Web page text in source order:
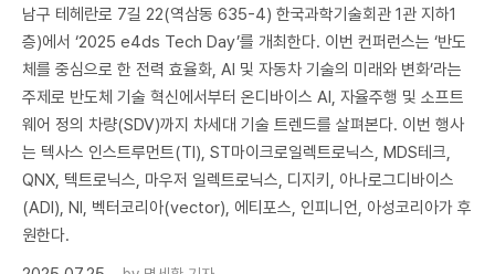
남구 테헤란로 7길 22(역삼동 635-4) 한국과학기술회관 1관 지하1
층)에서 ‘2025 e4ds Tech Day’를 개최한다. 이번 컨퍼런스는 ‘반도
체를 중심으로 한 전력 효율화, AI 및 자동차 기술의 미래와 변화’라는
주제로 반도체 기술 혁신에서부터 온디바이스 AI, 자율주행 및 소프트
웨어 정의 차량(SDV)까지 차세대 기술 트렌드를 살펴본다. 이번 행사
는 텍사스 인스트루먼트(TI), ST마이크로일렉트로닉스, MDS테크,
QNX, 텍트로닉스, 마우저 일렉트로닉스, 디지키, 아나로그디바이스
(ADI), NI, 벡터코리아(vector), 에티포스, 인피니언, 아성코리아가 후
원한다.